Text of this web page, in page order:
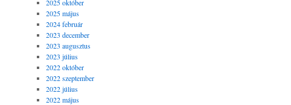
2025 október
2025 május
2024 február
2023 december
2023 augusztus
2023 július
2022 október
2022 szeptember
2022 július
2022 május